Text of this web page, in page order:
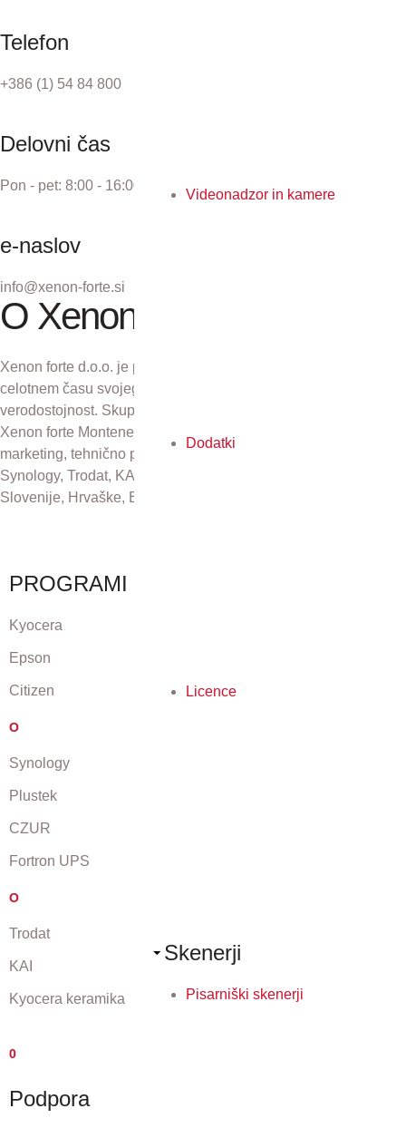
Videonadzor in kamere
Dodatki
Licence
Skenerji
Pisarniški skenerji
Telefon
+386 (1) 54 84 800
Delovni čas
Pon - pet: 8:00 - 16:00
e-naslov
info@xenon-forte.si
O Xenon forte
Xenon forte d.o.o. je podjetje z več kot 30-letno tradicijo. V
celotnem času svojega obstoja se zavzema za odličnost in
verodostojnost. Skupaj s podjetji Xenon forte Zagreb d.o.o.,
Xenon forte Montenegro in Xenon forte d.o.o., Sarajevo skrbi za
marketing, tehnično podporo in distribucijo izdelkov Kyocera,
Synology, Trodat, KAI, Plustek in CZUR na področju Republike
Slovenije, Hrvaške, Bosne in Hercegovine ter Črne gore.
PROGRAMI
Kyocera
Epson
Citizen
O
Synology
Plustek
CZUR
Fortron UPS
O
Trodat
KAI
Kyocera keramika
0
Podpora